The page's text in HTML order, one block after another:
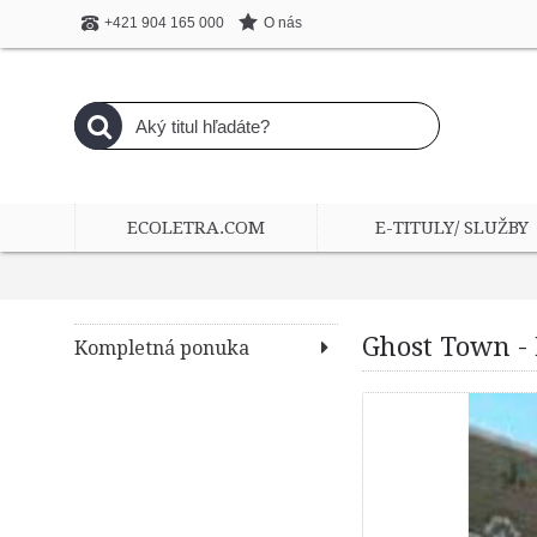
+421 904 165 000 O nás
ECOLETRA.COM E-TITULY/ SLUŽBY
Kompletná ponuka Ghost Town -